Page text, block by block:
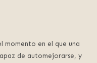
momento en el que una
de automejorarse, y